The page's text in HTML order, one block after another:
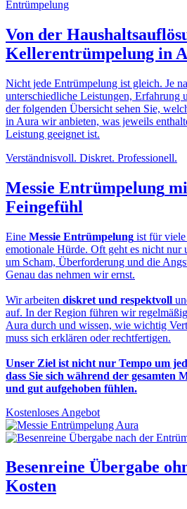
Von der
Kellerentrümpelung in
Nicht jede Entrümpelung ist gleich. Je
unterschiedliche Leistungen, Erfahrung
der folgenden Übersicht sehen Sie,
in Aura wir anbieten, was jeweils
Leistung geeignet ist.
Verständnisvoll. Diskret. Professionell.
Messie Entrümpelung
Feingefühl
Eine Messie Entrümpelung ist für
emotionale Hürde. Oft geht es nicht nur
um Scham, Überforderung und die
Genau das nehmen wir ernst.
Wir arbeiten diskret und respektvoll
auf. In der Region führen wir
Aura durch und wissen, wie wichtig
muss sich erklären oder rechtfertigen.
Unser Ziel ist nicht nur Tempo um
dass Sie sich während der gesamten
und gut aufgehoben fühlen.
Kostenloses Angebot
Besenreine Übergabe
Kosten